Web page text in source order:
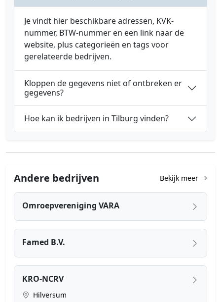
Je vindt hier beschikbare adressen, KVK-
nummer, BTW-nummer en een link naar de
website, plus categorieën en tags voor
gerelateerde bedrijven.
Kloppen de gegevens niet of ontbreken er
gegevens?
Hoe kan ik bedrijven in Tilburg vinden?
Andere bedrijven Bekijk meer
Omroepvereniging VARA
Famed B.V.
KRO-NCRV
Hilversum